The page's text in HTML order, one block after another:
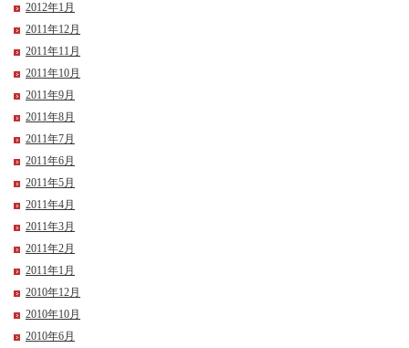
2012年1月
2011年12月
2011年11月
2011年10月
2011年9月
2011年8月
2011年7月
2011年6月
2011年5月
2011年4月
2011年3月
2011年2月
2011年1月
2010年12月
2010年10月
2010年6月